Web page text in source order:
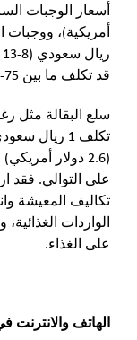
قد تكلف ما بين 75-100 ريال سعودي (20-26 دولار أمريكي).
سلع البقالة مثل
على التوالي. فقد
تكاليف المعيشة
على الغذاء.
الهاتف والانترنت